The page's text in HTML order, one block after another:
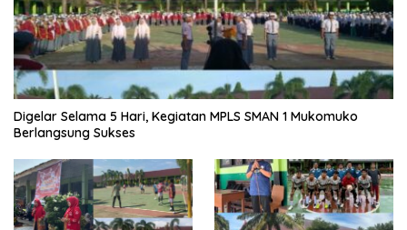
Digelar Selama 5 Hari, Kegiatan MPLS SMAN 1 Mukomuko
Berlangsung Sukses